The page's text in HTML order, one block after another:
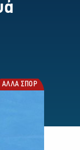
ΑΛΛΑ ΣΠΟΡ